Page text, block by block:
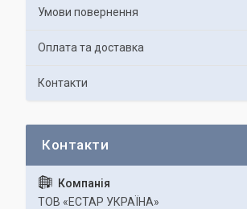
Умови повернення
Оплата та доставка
Контакти
ТОВ «ЕСТАР УКРАЇНА»